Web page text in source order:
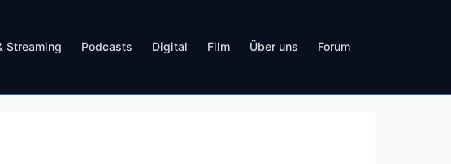
Streaming Podcasts Digital Film Über uns Forum